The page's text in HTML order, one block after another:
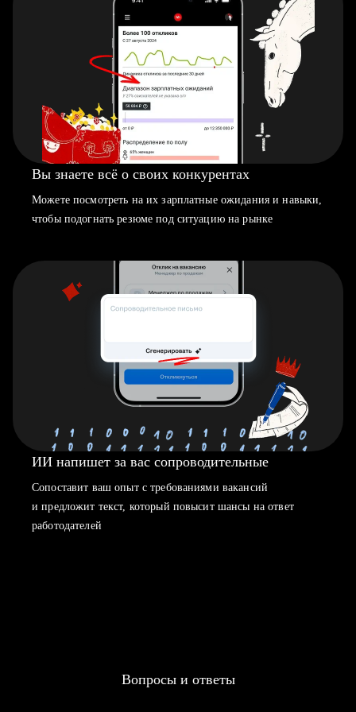
Вы знаете всё о своих конкурентах
Можете посмотреть на их зарплатные ожидания и навыки,
чтобы подогнать резюме под ситуацию на рынке
ИИ напишет за вас сопроводительные
Сопоставит ваш опыт с требованиями вакансий
и предложит текст, который повысит шансы на ответ
работодателей
Вопросы и ответы